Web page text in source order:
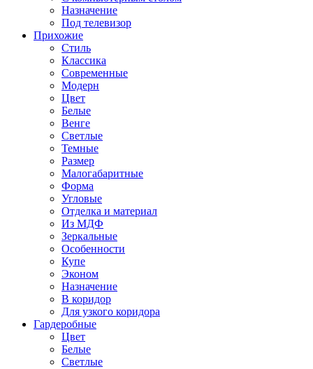
Назначение
Под телевизор
Прихожие
Стиль
Классика
Современные
Модерн
Цвет
Белые
Венге
Светлые
Темные
Размер
Малогабаритные
Форма
Угловые
Отделка и материал
Из МДФ
Зеркальные
Особенности
Купе
Эконом
Назначение
В коридор
Для узкого коридора
Гардеробные
Цвет
Белые
Светлые